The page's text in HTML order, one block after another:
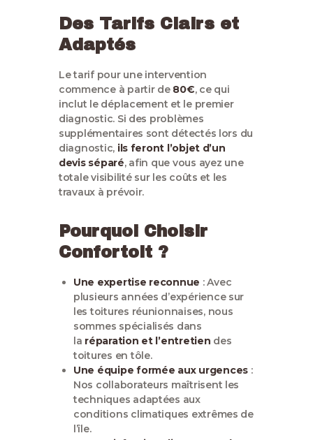
Des Tarifs Clairs et
Adaptés
Le tarif pour une intervention
commence à partir de 80€, ce qui
inclut le déplacement et le premier
diagnostic. Si des problèmes
supplémentaires sont détectés lors du
diagnostic, ils feront l’objet d’un
devis séparé, afin que vous ayez une
totale visibilité sur les coûts et les
travaux à prévoir.
Pourquoi Choisir
Confortoit ?
Une expertise reconnue : Avec
plusieurs années d’expérience sur
les toitures réunionnaises, nous
sommes spécialisés dans
la réparation et l’entretien des
toitures en tôle.
Une équipe formée aux urgences :
Nos collaborateurs maîtrisent les
techniques adaptées aux
conditions climatiques extrêmes de
l’île.